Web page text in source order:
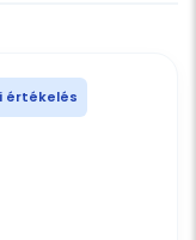
értékelés